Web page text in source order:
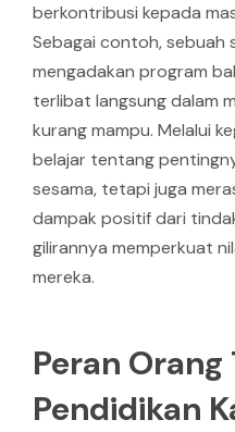
berkontribusi kepada
Sebagai contoh, sebuah
mengadakan program
terlibat langsung dalam
kurang mampu. Melalui
belajar tentang
sesama, tetapi juga
dampak positif dari
gilirannya memperkuat
mereka.
Peran
Pendidikan